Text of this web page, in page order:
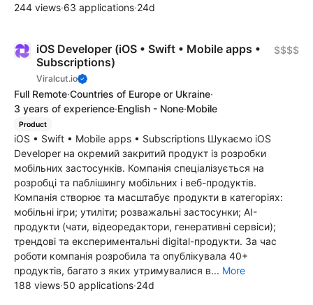
244 views·63 applications·24d
iOS Developer (iOS • Swift • Mobile apps •
Subscriptions)
Viralcut.io
$$$$
Full Remote·Countries of Europe or Ukraine·
3 years of experience·English - None·Mobile
Product
iOS • Swift • Mobile apps • Subscriptions Шукаємо iOS
Developer на окремий закритий продукт із розробки
мобільних застосунків. Компанія спеціалізується на
розробці та паблішингу мобільних і веб-продуктів.
Компанія створює та масштабує продукти в категоріях:
мобільні ігри; утиліти; розважальні застосунки; AI-
продукти (чати, відеоредактори, генеративні сервіси);
трендові та експериментальні digital-продукти. За час
роботи компанія розробила та опублікувала 40+
продуктів, багато з яких утримувалися в... More
188 views·50 applications·24d